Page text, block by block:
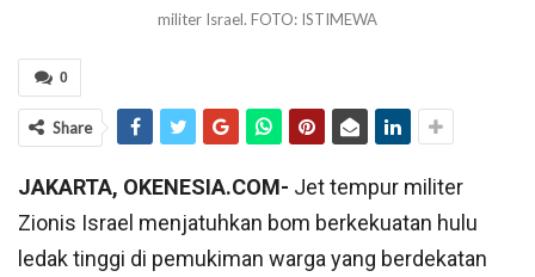
militer Israel. FOTO: ISTIMEWA
0
Share
JAKARTA, OKENESIA.COM- Jet tempur militer
Zionis Israel menjatuhkan bom berkekuatan hulu
ledak tinggi di pemukiman warga yang berdekatan